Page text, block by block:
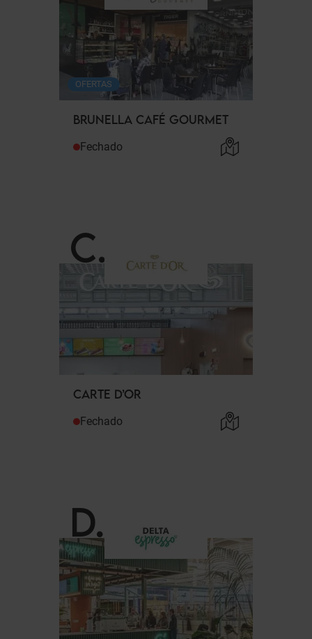
BRUNELLA CAFÉ GOURMET
OFERTAS
Fechado
C.
CARTE D’OR
Fechado
D.